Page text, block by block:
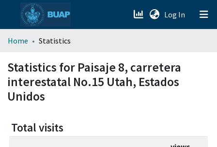
Log In (current)
menu.section.about_menu
All of DSpace
Home Statistics
Statistics for Paisaje 8, carretera
interestatal No.15 Utah, Estados
Unidos
Total visits